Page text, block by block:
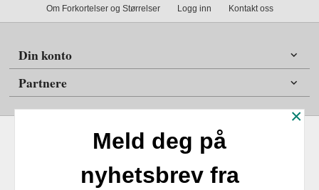
Om Forkortelser og Størrelser Logg inn Kontakt oss
Din konto
Partnere
Kjøpsbetingelser Sikkerhet og personvern
×
Meld deg på
nyhetsbrev fra